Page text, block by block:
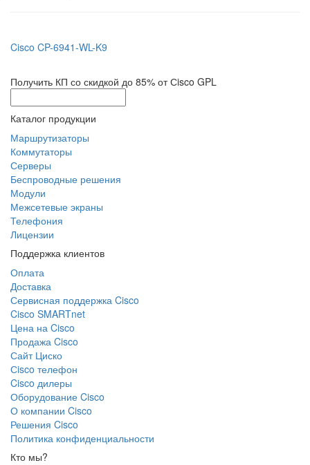
Cisco CP-6941-WL-K9
Получить КП со скидкой до 85% от Сisco GPL
Каталог продукции
Маршрутизаторы
Коммутаторы
Серверы
Беспроводные решения
Модули
Межсетевые экраны
Телефония
Лицензии
Поддержка клиентов
Оплата
Доставка
Сервисная поддержка Cisco
Cisco SMARTnet
Цена на Cisco
Продажа Cisco
Сайт Циско
Сisco телефон
Cisco дилеры
Оборудование Cisco
О компании Cisco
Решения Cisco
Политика конфиденциальности
Кто мы?